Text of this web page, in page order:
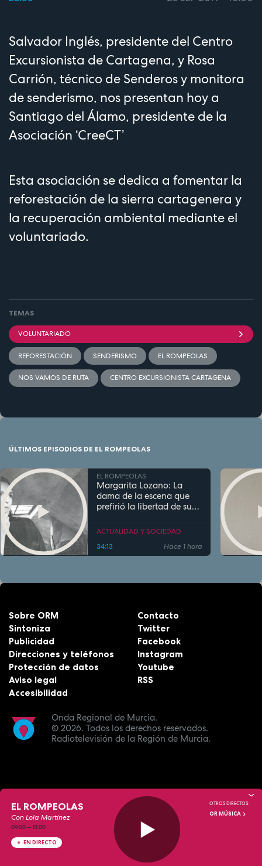
Salvador Inglés, presidente del Centro
Excursionista de Cartagena, y Rosa
Carrión, técnico de Senderos y monitora
de senderismo, nos presentan hoy a
Santiago del Álamo, presidente de la
Asociación ‘CreeCT’
Esta asociación se dedica a fomentar la
reforestación de la sierra cartagenera y
la recuperación ambiental mediante el
voluntariado.
TEMAS
VOLUNTARIADO
REFORESTACIÓN SENDERISMO EL ROMPEOLAS
NOS VAMOS DE RUTA CENTRO EXCURSIONISTA CARTAGENA
ÚLTIMOS EPISODIOS DE EL ROMPEOLAS
EL ROMPEOLAS
Margarita Lozano: La
dama de la escena que
prefirió la libertad de su
ACTUALIDAD Y SOCIEDAD
34:13
Hace 1 hora
Onda Regional de Murcia.
© 2026. Todos los derechos reservados.
Radiotelevisión de la Región de Murcia.
Sobre ORM
Sintoniza
Publicidad
Direcciones y teléfonos
Protección de datos
Aviso legal
Accesibilidad
Contacto
Twitter
Facebook
Instagram
Youtube
RSS
EL ROMPEOLAS
Con Lola Martínez
09:00—13:00
EN DIRECTO
OTROS DIRECTOS:
OR MÚSICA